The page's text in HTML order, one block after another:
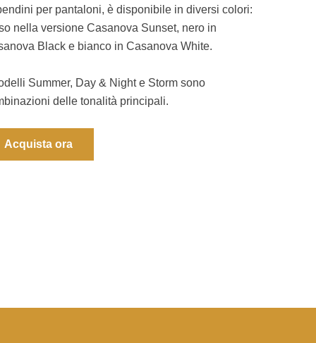
per pantaloni, è disponibile in diversi colori:
nella versione Casanova Sunset, nero in
Black e bianco in Casanova White.
Summer, Day & Night e Storm sono
delle tonalità principali.
Acquista ora